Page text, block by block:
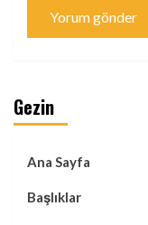
Gezin
Ana Sayfa
Başlıklar